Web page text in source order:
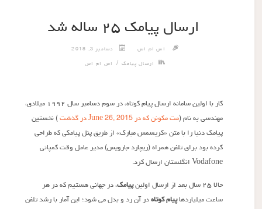
ارسال پیامک ۲۵ ساله شد
اس ام اس دسامبر 3, 2018
ارسال پیامک/ اس ام اس
کار با اولین سامانه ارسال پیام کوتاه، در سوم دسامبر سال ۱۹۹۲ میلادی،
مهندسی به نام (مت مکونن که درJune 26, 2015در گذشت) نخستین
پیامک دنیا را با متن «کریسمس مبارک» از طریق پنل پیامکی که طراحی
کرده بود برای تلفن همراه (ریچارد جارویس) مدیر عامل وقت کمپانی
Vodafone انگلستان ارسال کرد.
حالا ۲۵ سال بعد از ارسال اولین پیامک، در جهانی هستیم که در هر
ساعت میلیاردهاپیام کوتاهدر آن رد و بدل می شود؛ این آمار با رشد تلفن